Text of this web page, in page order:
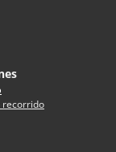
recorrido